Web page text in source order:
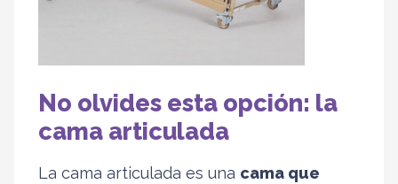
No olvides esta opción: la
cama articulada
La cama articulada es una cama que